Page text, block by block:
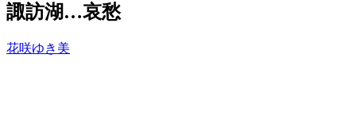
諏訪湖…哀愁
花咲ゆき美